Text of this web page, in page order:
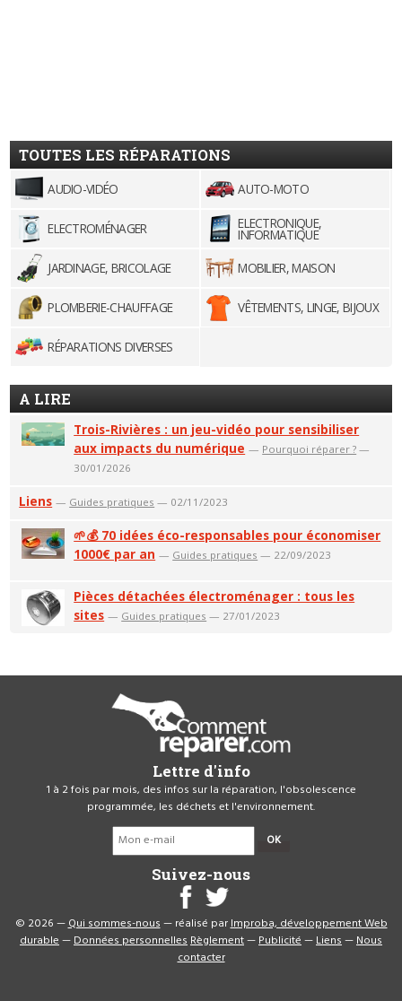
TOUTES LES RÉPARATIONS
AUDIO-VIDÉO AUTO-MOTO
ELECTROMÉNAGER ELECTRONIQUE,
INFORMATIQUE
JARDINAGE, BRICOLAGE
MOBILIER, MAISON
PLOMBERIE-CHAUFFAGE VÊTEMENTS, LINGE, BIJOUX
RÉPARATIONS DIVERSES
A LIRE
Trois-Rivières : un jeu-vidéo pour sensibiliser
aux impacts du numérique — Pourquoi réparer ? —
30/01/2026
Liens — Guides pratiques — 02/11/2023
🌱💰 70 idées éco-responsables pour économiser
1000€ par an — Guides pratiques — 22/09/2023
Pièces détachées électroménager : tous les
sites — Guides pratiques — 27/01/2023
Lettre d'info
1 à 2 fois par mois, des infos sur la réparation, l'obsolescence
programmée, les déchets et l'environnement.
OK
Suivez-nous
© 2026 —Qui sommes-nous— réalisé parImproba, développement Web
durable—Données personnellesRèglement—Publicité—Liens—Nous
contacter